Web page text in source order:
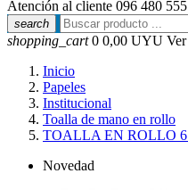
Atención al cliente 096 480 555
search
shopping_cart 0 0,00 UYU
Inicio
Papeles
Institucional
Toalla de mano en rollo
TOALLA EN ROLLO 6
Novedad